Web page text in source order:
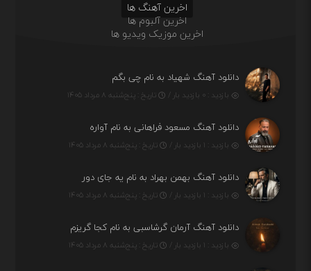
اخرین آهنگ ها
اخرین آلبوم ها
اخرین موزیک ویدیو ها
دانلود آهنگ شهیاد به نام چی بگم
بازدید : ۰ بازدید بار / تاریخ : پنج‌شنبه ۸ مرداد ۱۴۰۵
دانلود آهنگ مسعود فراهانی به نام آواره
بازدید : ۱ بازدید بار / تاریخ : پنج‌شنبه ۸ مرداد ۱۴۰۵
دانلود آهنگ بهمن بهراد به نام یه جای دور
بازدید : ۱ بازدید بار / تاریخ : پنج‌شنبه ۸ مرداد ۱۴۰۵
دانلود آهنگ آرمان گرشاسبی به نام کجا گریزم
بازدید : ۱ بازدید بار / تاریخ : پنج‌شنبه ۸ مرداد ۱۴۰۵